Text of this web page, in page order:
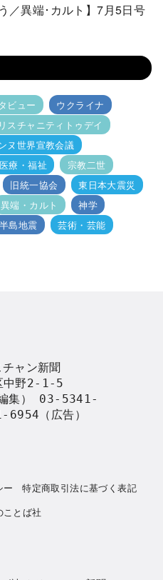
／異端･カルト】7月5日号
ビュー
ウクライナ
スチャニティトゥデイ
ヌ世界宣教会議
医療・福祉
宗教二世
旧統一協会
東日本大震災
異端・カルト
神学
島地震
芸術・芸能
ャン新聞
中野2-1-5
集） 03-5341-
（広告）
ー
特定商取引法に基づく表記
ことば社